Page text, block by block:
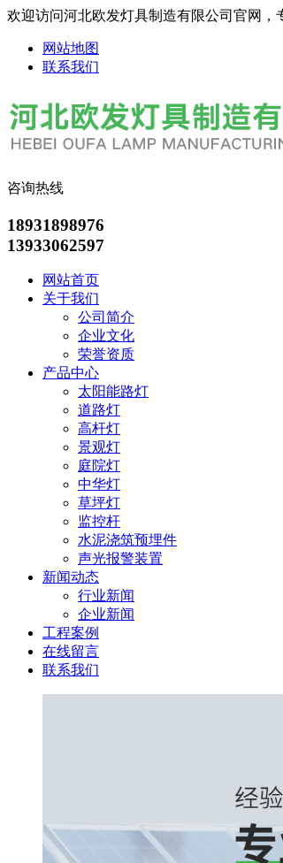
欢迎访问河北欧发灯具制造有限公司官网，
网站地图
联系我们
咨询热线
18931898976
13933062597
网站首页
关于我们
公司简介
企业文化
荣誉资质
产品中心
太阳能路灯
道路灯
高杆灯
景观灯
庭院灯
中华灯
草坪灯
监控杆
水泥浇筑预埋件
声光报警装置
新闻动态
行业新闻
企业新闻
工程案例
在线留言
联系我们